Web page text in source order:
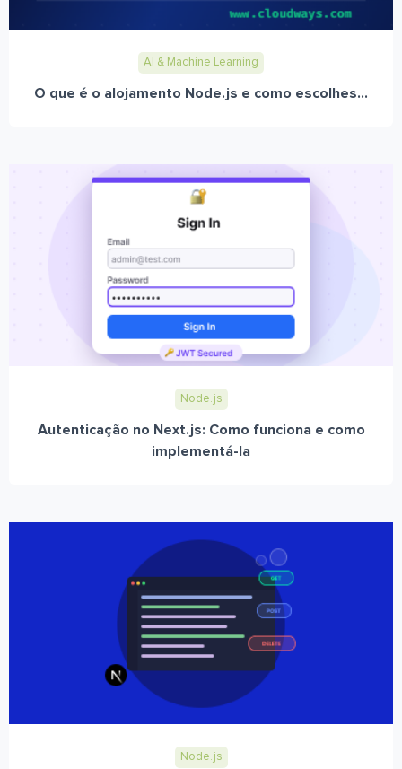
AI & Machine Learning
O que é o alojamento Node.js e como escolhes...
Node.js
Autenticação no Next.js: Como funciona e como
implementá-la
Node.js